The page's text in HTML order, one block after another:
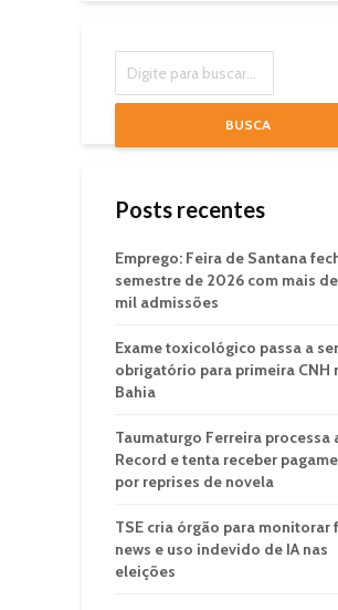
BUSCA
Posts recentes
Emprego: Feira de Santana
semestre de 2026 com mais
mil admissões
Exame toxicológico passa a ser
obrigatório para primeira CNH
Bahia
Taumaturgo Ferreira processa
Record e tenta receber
por reprises de novela
TSE cria órgão para monitorar
news e uso indevido de IA nas
eleições